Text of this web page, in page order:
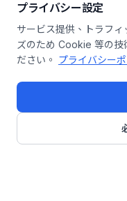
プライバシー設定
サービス提供、トラフ
ズのため Cookie 等の技
ださい。 プライバシー
このインサ